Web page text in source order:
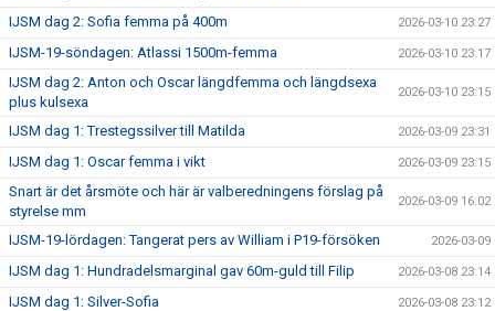
IJSM dag 2: Sofia femma på 400m 2026-03-10 23:27
IJSM-19-söndagen: Atlassi 1500m-femma 2026-03-10 23:17
IJSM dag 2: Anton och Oscar längdfemma och längdsexa
plus kulsexa
2026-03-10 23:15
IJSM dag 1: Trestegssilver till Matilda 2026-03-09 23:31
IJSM dag 1: Oscar femma i vikt 2026-03-09 23:15
Snart är det årsmöte och här är valberedningens förslag på
styrelse mm
2026-03-09 16:02
IJSM-19-lördagen: Tangerat pers av William i P19-försöken 2026-03-09
IJSM dag 1: Hundradelsmarginal gav 60m-guld till Filip 2026-03-08 23:14
IJSM dag 1: Silver-Sofia 2026-03-08 23:12